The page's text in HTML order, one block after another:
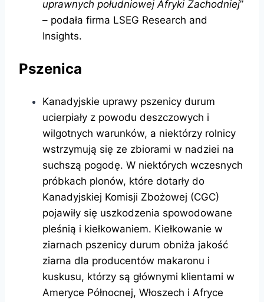
uprawnych południowej Afryki Zachodniej”
– podała firma LSEG Research and
Insights.
Pszenica
Kanadyjskie uprawy pszenicy durum
ucierpiały z powodu deszczowych i
wilgotnych warunków, a niektórzy rolnicy
wstrzymują się ze zbiorami w nadziei na
suchszą pogodę. W niektórych wczesnych
próbkach plonów, które dotarły do ​​
Kanadyjskiej Komisji Zbożowej (CGC)
pojawiły się uszkodzenia spowodowane
pleśnią i kiełkowaniem. Kiełkowanie w
ziarnach pszenicy durum obniża jakość
ziarna dla producentów makaronu i
kuskusu, którzy są głównymi klientami w
Ameryce Północnej, Włoszech i Afryce